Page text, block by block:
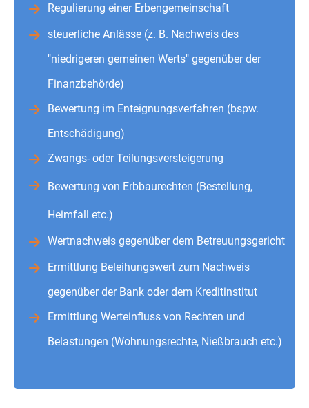
Regulierung einer Erbengemeinschaft
steuerliche Anlässe (z. B. Nachweis des
"niedrigeren gemeinen Werts" gegenüber der
Finanzbehörde)
Bewertung im Enteignungsverfahren (bspw.
Entschädigung)
Zwangs- oder Teilungsversteigerung
Bewertung von Erbbaurechten (Bestellung,
Heimfall etc.)
Wertnachweis gegenüber dem Betreuungsgericht
Ermittlung Beleihungswert zum Nachweis
gegenüber der Bank oder dem Kreditinstitut
Ermittlung Werteinfluss von Rechten und
Belastungen (Wohnungsrechte, Nießbrauch etc.)